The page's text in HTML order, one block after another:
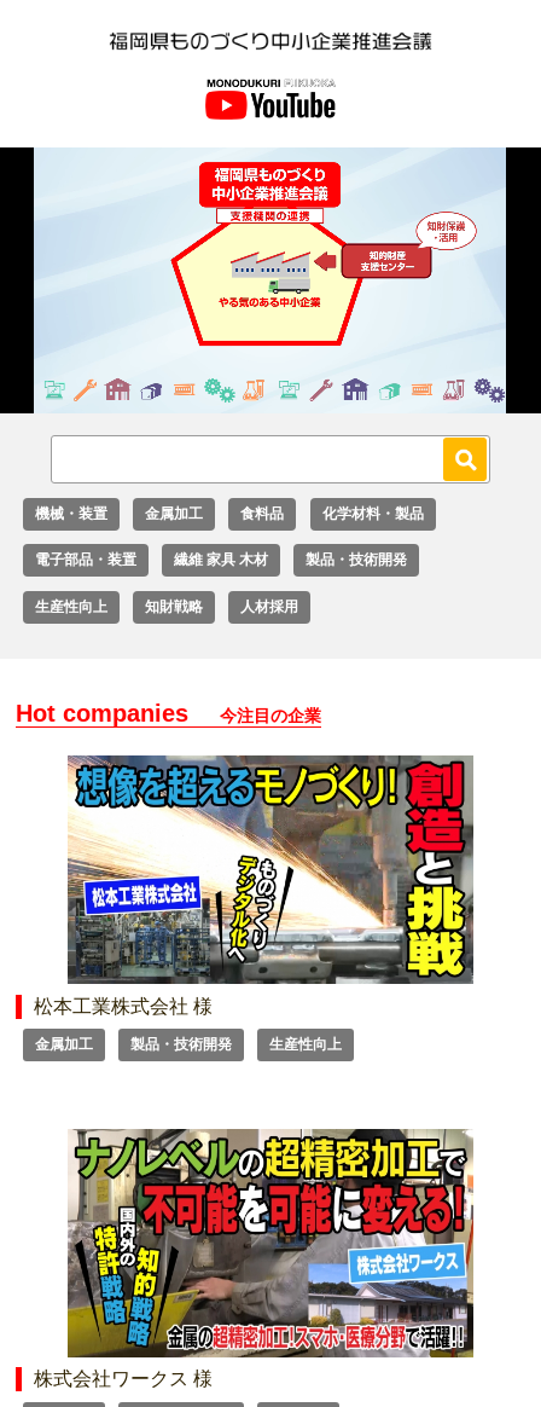
Unmute Loaded:
機械・装置 金属加工 食料品 化学材料・製品
電子部品・装置 繊維 家具 木材 製品・技術開発
生産性向上 知財戦略 人材採用
Hot companies 今注目の企業
松本工業株式会社 様
金属加工 製品・技術開発 生産性向上
株式会社ワークス 様